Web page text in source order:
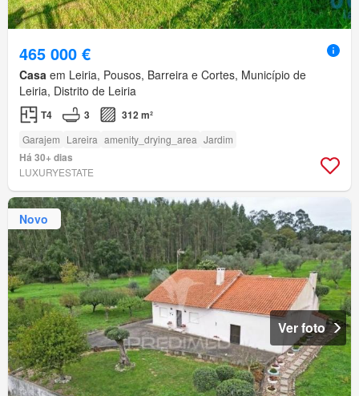
465 000 €
Casa em Leiria, Pousos, Barreira e Cortes, Município de
Leiria, Distrito de Leiria
T4 3 312 m²
Garajem Lareira amenity_drying_area Jardim
Há 30+ dias
LUXURYESTATE
Novo
Ver foto